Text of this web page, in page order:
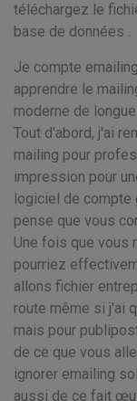
téléchargez le
base de données .
Je compte
apprendre le
moderne de
Tout d'abord, j'ai
mailing pour
impression pour
logiciel de compte
pense que vous
Une fois que vous
pourriez
allons fichier
route même si j'ai
mais pour
de ce que vous
ignorer emailing
aussi de ce fait